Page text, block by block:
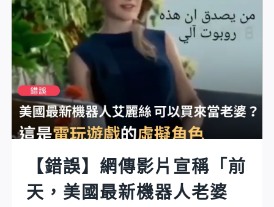
家
門
口
好
多
人
沒
口
罩
被
罰
【錯誤】網傳影片宣稱「前
天，美國最新機器人老婆